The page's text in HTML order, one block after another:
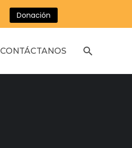
Donación
CONTÁCTANOS